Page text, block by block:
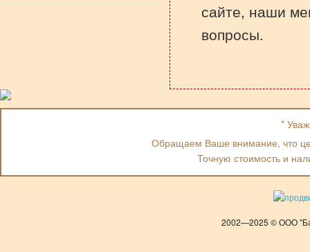
сайте, наши
вопросы.
*
Обращаем Ваше внимание, что
Точную стоимость и
2002—2025 © ООО